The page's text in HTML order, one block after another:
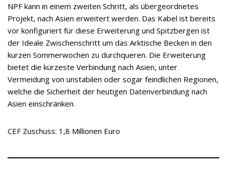
NPF kann in einem zweiten Schritt, als übergeordnetes
Projekt, nach Asien erweitert werden. Das Kabel ist bereits
vor konfiguriert für diese Erweiterung und Spitzbergen ist
der Ideale Zwischenschritt um das Arktische Becken in den
kurzen Sommerwochen zu durchqueren. Die Erweiterung
bietet die kürzeste Verbindung nach Asien, unter
Vermeidung von unstabilen oder sogar feindlichen Regionen,
welche die Sicherheit der heutigen Datenverbindung nach
Asien einschränken.
CEF Zuschuss: 1,8 Millionen Euro